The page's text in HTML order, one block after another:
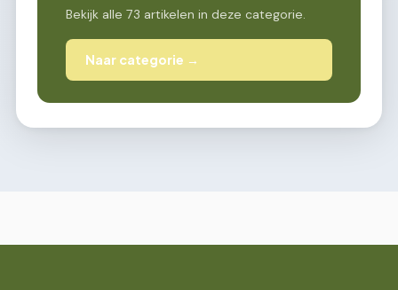
Bekijk alle 73 artikelen in deze categorie.
Naar categorie →